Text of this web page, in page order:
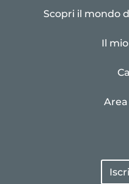
Scopri il mondo
Il